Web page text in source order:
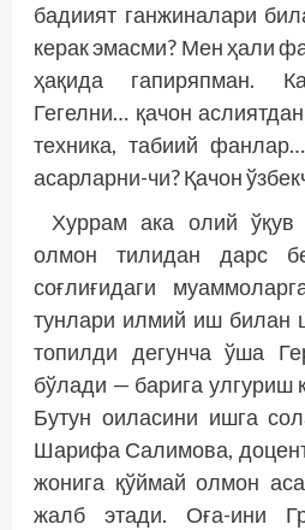
бадиият ганжиналари
керак эмасми? Мен ҳали
ҳақида гапиряпман.
Гегелни… қачон
техника, табиий
асарларни-чи? Қачон
Хуррам ака олий ўқув
олмон тилидан дарс
соғлиғидаги
тунлари илмий иш билан
топилди дегунча ўша
бўлади — барига улгуриш
Бутун оиласини ишга
Шарифа Салимова, доцент
жонига қўймай олмон
жалб этади. Оға-ини